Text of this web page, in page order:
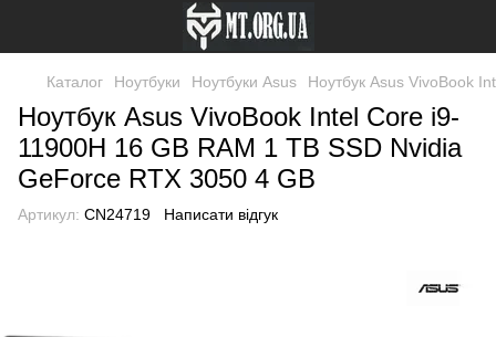
Каталог Ноутбуки Ноутбуки Asus Ноутбук Asus VivoBook
Ноутбук Asus VivoBook Intel Core i9-
11900H 16 GB RAM 1 TB SSD Nvidia
GeForce RTX 3050 4 GB
Артикул: CN24719 Написати відгук